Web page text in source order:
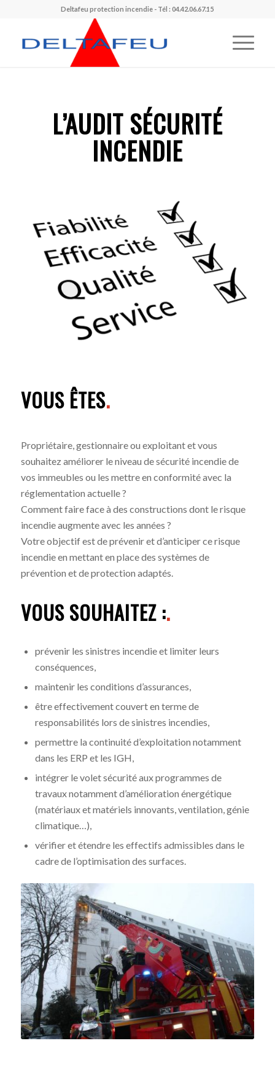
Deltafeu protection incendie - Tél : 04.42.06.67.15
L’AUDIT SÉCURITÉ
INCENDIE
VOUS ÊTES.
Propriétaire, gestionnaire ou exploitant et vous
souhaitez améliorer le niveau de sécurité incendie de
vos immeubles ou les mettre en conformité avec la
réglementation actuelle ?
Comment faire face à des constructions dont le risque
incendie augmente avec les années ?
Votre objectif est de prévenir et d’anticiper ce risque
incendie en mettant en place des systèmes de
prévention et de protection adaptés.
VOUS SOUHAITEZ :.
prévenir les sinistres incendie et limiter leurs
conséquences,
maintenir les conditions d’assurances,
être effectivement couvert en terme de
responsabilités lors de sinistres incendies,
permettre la continuité d’exploitation notamment
dans les ERP et les IGH,
intégrer le volet sécurité aux programmes de
travaux notamment d’amélioration énergétique
(matériaux et matériels innovants, ventilation, génie
climatique…),
vérifier et étendre les effectifs admissibles dans le
cadre de l’optimisation des surfaces.